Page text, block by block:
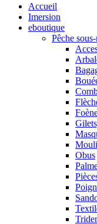
Accueil
Imersion
eboutique
Pêche
Obus